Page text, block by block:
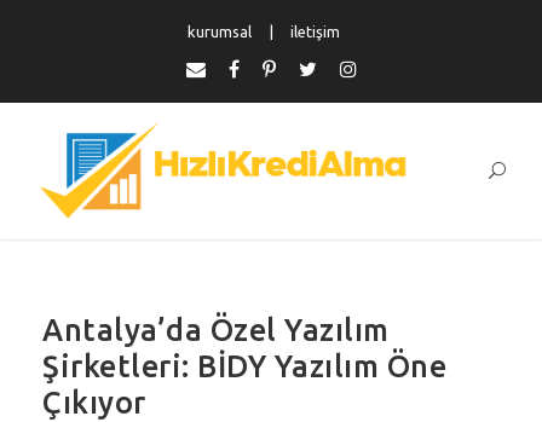
kurumsal iletişim
Antalya’da Özel Yazılım
Şirketleri: BİDY Yazılım Öne
Çıkıyor